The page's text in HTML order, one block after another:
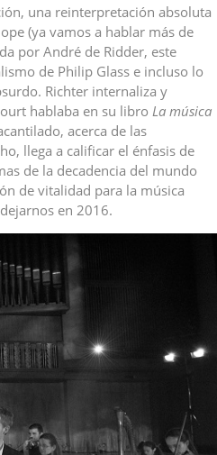
una reinterpretación absoluta
(ya vamos a hablar más de
por André de Ridder, este
de Philip Glass e incluso lo
Richter internaliza y
hablaba en su libro La música
acerca de las
llega a calificar el énfasis de
de la decadencia del mundo
de vitalidad para la música
en 2016.